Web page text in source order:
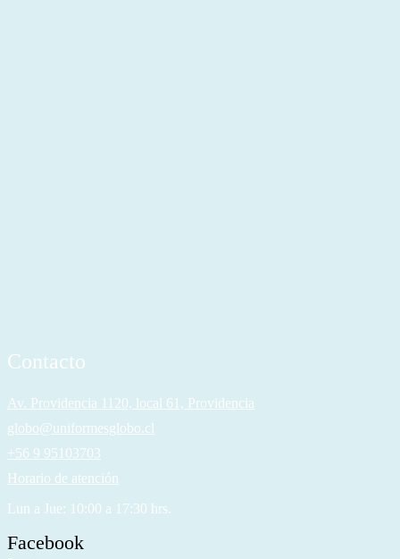
Contacto
Av. Providencia 1120, local 61, Providencia
globo@uniformesglobo.cl
+56 9 95103703
Horario de atención
Lun a Jue: 10:00 a 17:30 hrs.
Facebook